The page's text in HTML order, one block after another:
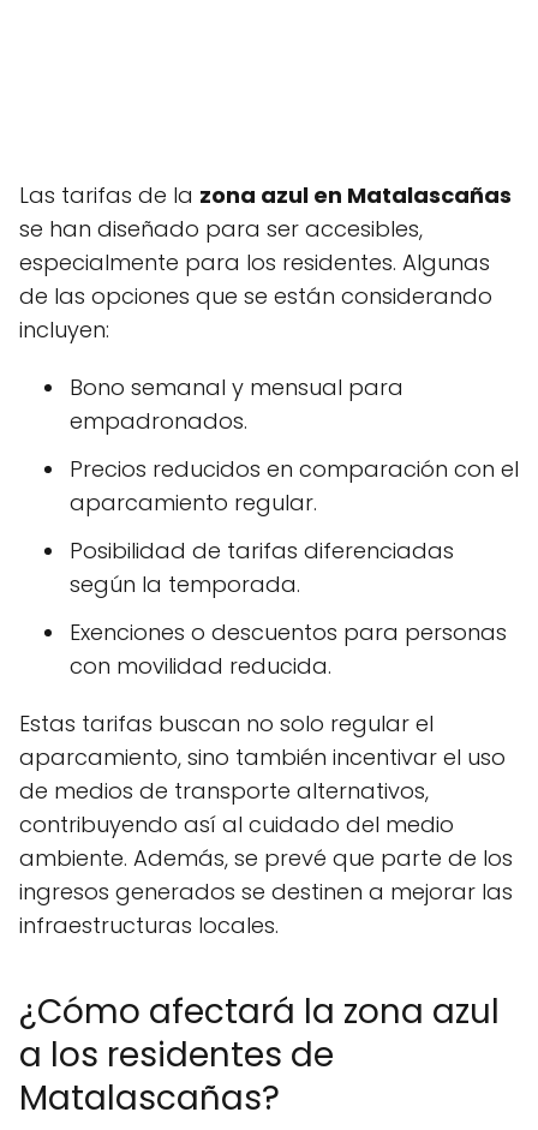
Las tarifas de la zona azul en Matalascañas
se han diseñado para ser accesibles,
especialmente para los residentes. Algunas
de las opciones que se están considerando
incluyen:
Bono semanal y mensual para
empadronados.
Precios reducidos en comparación con el
aparcamiento regular.
Posibilidad de tarifas diferenciadas
según la temporada.
Exenciones o descuentos para personas
con movilidad reducida.
Estas tarifas buscan no solo regular el
aparcamiento, sino también incentivar el uso
de medios de transporte alternativos,
contribuyendo así al cuidado del medio
ambiente. Además, se prevé que parte de los
ingresos generados se destinen a mejorar las
infraestructuras locales.
¿Cómo afectará la zona azul
a los residentes de
Matalascañas?